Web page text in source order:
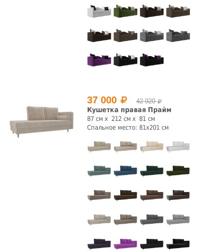
37 000 42 920
Кушетка правая Прайм
87 см 212 см
81 см
Спальное место: 81x201 см